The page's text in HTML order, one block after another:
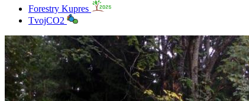
Forestry Kupres
TvojCO2